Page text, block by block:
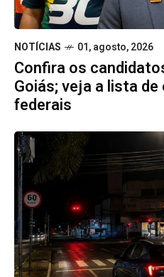
NOTÍCIAS 01, agosto, 2026
Confira os
Goiás; veja a lista
federais